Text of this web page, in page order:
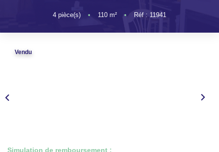
NOS AGENCES
4 pièce(s) • 110 m² • Réf : 11941
Vendu
Simulation de remboursement :